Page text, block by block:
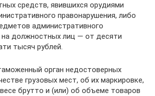
средств, явившихся орудиями
правонарушения, либо
административного
на должностных лиц — от десяти
тысяч рублей.
орган недостоверных
грузовых мест, об их маркировке,
брутто и (или) об объеме товаров